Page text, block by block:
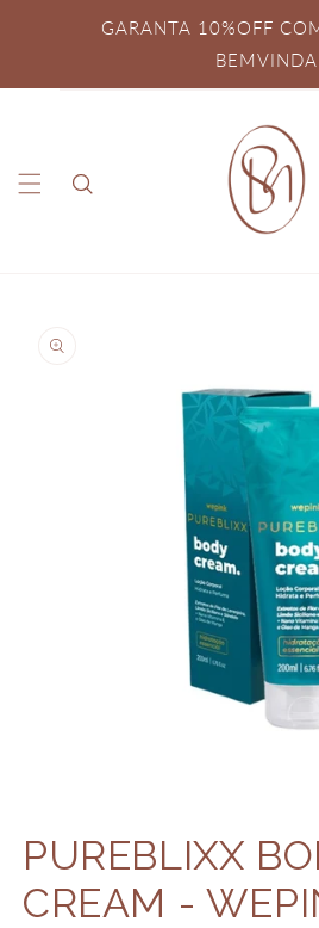
GARANTA 10%OFF
BEMVINDA
informações
na
janela
modal
PUREBLIXX
CREAM -